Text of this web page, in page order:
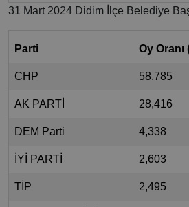
31 Mart 2024 Didim İlçe Belediye
Parti Oy Oranı
CHP 58,785
AK PARTİ 28,416
DEM Parti 4,338
İYİ PARTİ 2,603
TİP 2,495